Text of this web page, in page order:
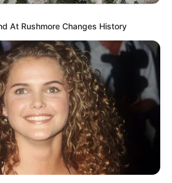
At Rushmore Changes History